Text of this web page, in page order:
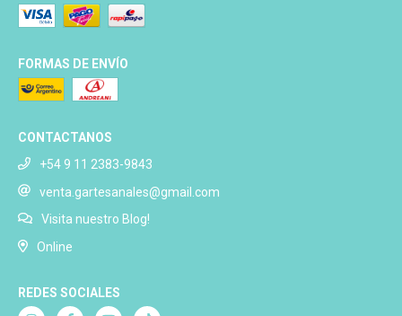
FORMAS DE ENVÍO
CONTACTANOS
+54 9 11 2383-9843
venta.gartesanales@gmail.com
Visita nuestro Blog!
Online
REDES SOCIALES